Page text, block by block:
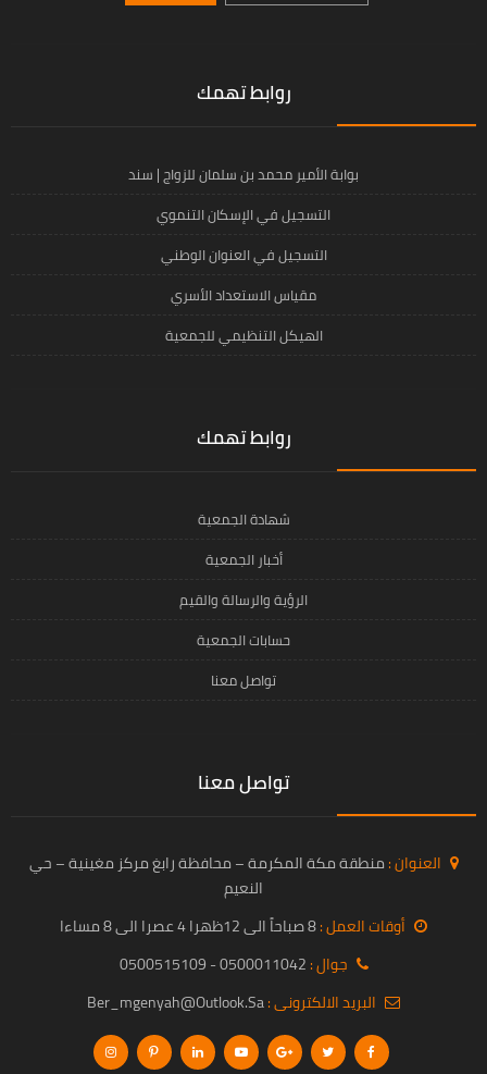
روابط تهمك
بوابة الأمير محمد بن سلمان للزواج | سند
التسجيل في الإسكان التنموي
التسجيل في العنوان الوطني
مقياس الاستعداد الأسري
الهيكل التنظيمي للجمعية
روابط تهمك
شهادة الجمعية
أخبار الجمعية
الرؤية والرسالة والقيم
حسابات الجمعية
تواصل معنا
تواصل معنا
العنوان :منطقة مكة المكرمة – محافظة رابغ مركز مغينية – حي
النعيم
أوقات العمل :8 صباحاً الى 12ظهرا 4 عصرا الى 8 مساءا
جوال :0500011042 - 0500515109
البريد الالكترونى :Ber_mgenyah@outlook.sa